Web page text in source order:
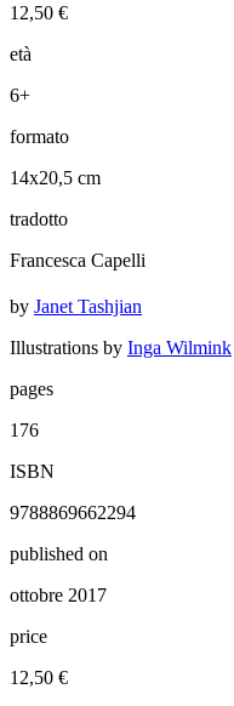
12,50 €
età
6+
formato
14x20,5 cm
tradotto
Francesca Capelli
by Janet Tashjian
Illustrations by Inga Wilmink
pages
176
ISBN
9788869662294
published on
ottobre 2017
price
12,50 €